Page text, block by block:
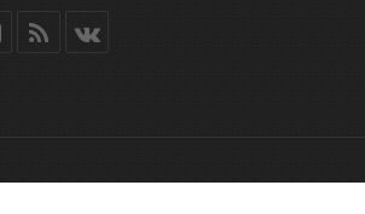
- All Rights Reserved.